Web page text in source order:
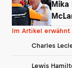
Mika
Im Artikel erwähnt
Charles
Lewis